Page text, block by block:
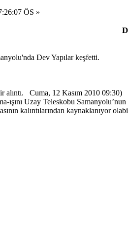
ÖS »
Dev Yapılar keşfetti.
alıntı. Cuma, 12 Kasım 2010 09:30)
ışını Uzay Teleskobu
kalıntılarından kaynaklanıyor